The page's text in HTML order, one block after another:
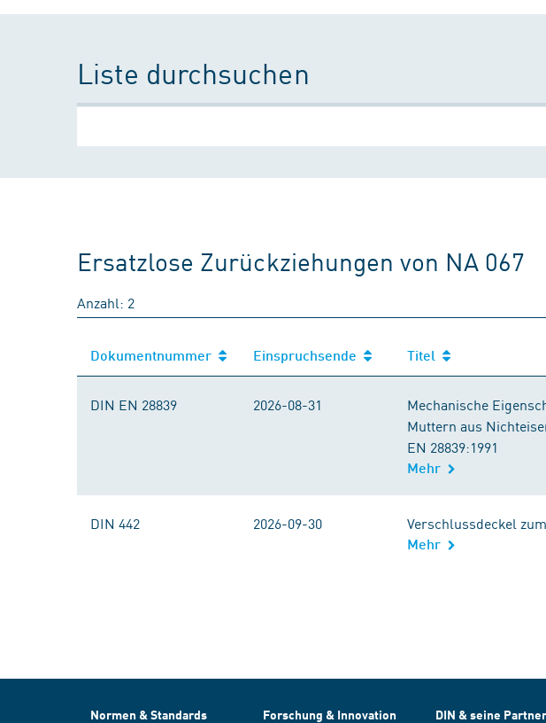
Liste durchsuchen
Ersatzlose Zurückziehungen von NA 067
Anzahl: 2
DIN EN 28839 2026-08-31
Mechanische
Muttern aus
EN 28839:1991
Mehr
DIN 442 2026-09-30 Verschlussdeckel
Mehr
Normen & Standards Forschung & Innovation DIN & seine Partner